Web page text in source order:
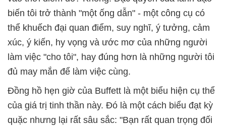
biến tôi trở thành "một ống dẫn" - một công cụ có
thể khuếch đại quan điểm, suy nghĩ, ý tưởng, cảm
xúc, ý kiến, hy vọng và ước mơ của những người
làm việc "cho tôi", hay đúng hơn là những người tôi
đủ may mắn để làm việc cùng.
Đồng hồ hẹn giờ của Buffett là một biểu hiện cụ thể
của giá trị tinh thần này. Đó là một cách biểu đạt kỳ
quặc nhưng lại rất sâu sắc: "Bạn rất quan trọng đối